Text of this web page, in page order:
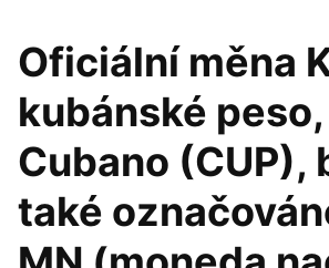
Oficiální měna
kubánské
Cubano (CUP),
také